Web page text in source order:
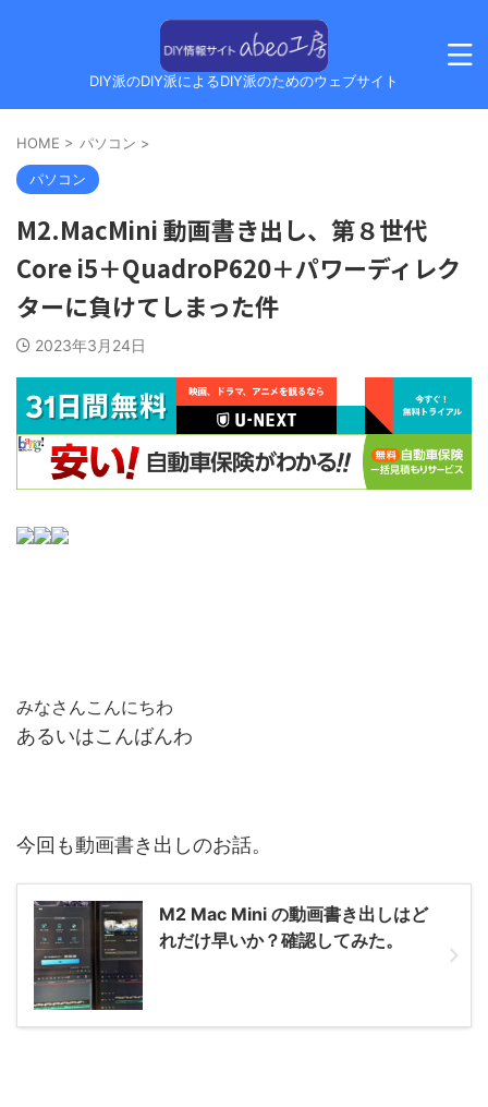
DIY派のDIY派によるDIY派のためのウェブサイト
HOME > パソコン >
パソコン
M2.MacMini 動画書き出し、第８世代
Core i5＋QuadroP620＋パワーディレク
ターに負けてしまった件
2023年3月24日
みなさんこんにちわ
あるいはこんばんわ
今回も動画書き出しのお話。
M2 Mac Mini の動画書き出しはど
れだけ早いか？確認してみた。